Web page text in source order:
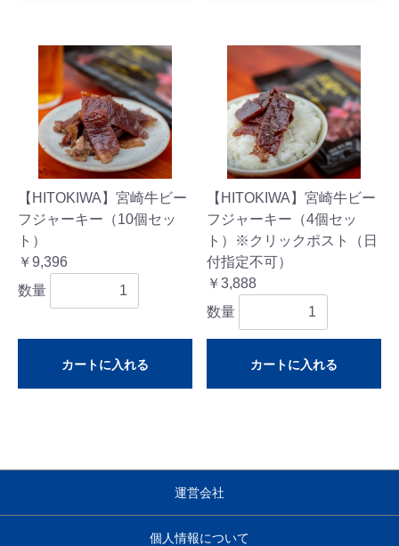
【HITOKIWA】宮崎牛ビー
フジャーキー（10個セッ
ト）
￥9,396
数量
カートに入れる
【HITOKIWA】宮崎牛ビー
フジャーキー（4個セッ
ト）※クリックポスト（日
付指定不可）
￥3,888
数量
カートに入れる
運営会社
個人情報について